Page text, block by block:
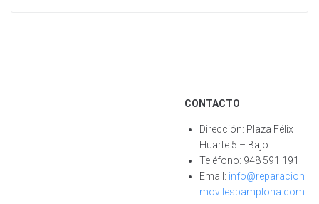
CONTACTO
Dirección: Plaza Félix
Huarte 5 – Bajo
Teléfono: 948 591 191
Email: info@reparacion
movilespamplona.com